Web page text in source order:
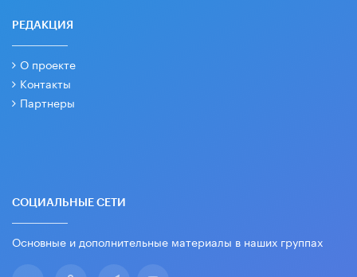
РЕДАКЦИЯ
О проекте
Контакты
Партнеры
СОЦИАЛЬНЫЕ СЕТИ
Основные и дополнительные материалы в наших группах